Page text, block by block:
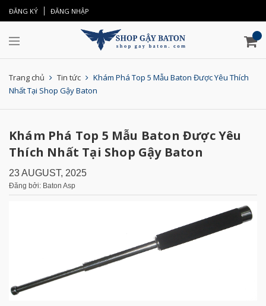
ĐĂNG KÝ ĐĂNG NHẬP
Trang chủ Tin tức
Khám Phá Top 5 Mẫu Baton Được Yêu Thích
Nhất Tại Shop Gậy Baton
Khám Phá Top 5 Mẫu Baton Được Yêu
Thích Nhất Tại Shop Gậy Baton
23 AUGUST, 2025
Đăng bởi: Baton Asp